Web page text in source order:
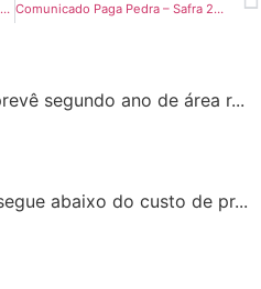
Na segunda-feira do dia 31 de outubro aconteceu a Reunião de Diretoria da Associação dos Arrozeiros de Alegrete Comunicado Paga Pedra – Safra 2022/2023
segundo ano de área r...
abaixo do custo de pr...